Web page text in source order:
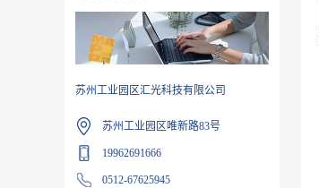
苏州工业园区汇光科技有限公司
苏州工业园区唯新路83号
19962691666
0512-67625945